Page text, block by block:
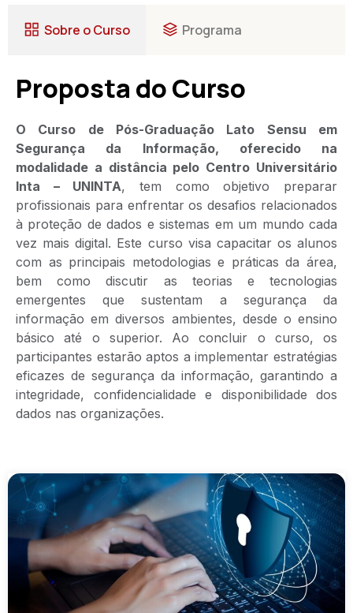
Sobre o Curso Programa
Proposta do Curso
O Curso de Pós-Graduação Lato Sensu em
Segurança da Informação, oferecido na
modalidade a distância pelo Centro Universitário
Inta – UNINTA, tem como objetivo preparar
profissionais para enfrentar os desafios relacionados
à proteção de dados e sistemas em um mundo cada
vez mais digital. Este curso visa capacitar os alunos
com as principais metodologias e práticas da área,
bem como discutir as teorias e tecnologias
emergentes que sustentam a segurança da
informação em diversos ambientes, desde o ensino
básico até o superior. Ao concluir o curso, os
participantes estarão aptos a implementar estratégias
eficazes de segurança da informação, garantindo a
integridade, confidencialidade e disponibilidade dos
dados nas organizações.